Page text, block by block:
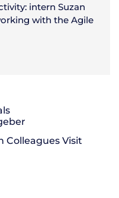
intern Suzan
with the Agile
Colleagues Visit